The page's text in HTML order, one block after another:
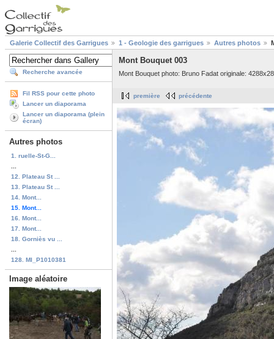
Galerie Collectif des Garrigues 1 - Geologie des garrigues Autres photos
Recherche avancée
Fil RSS pour cette photo
Lancer un diaporama
Lancer un diaporama (plein
écran)
Autres photos
1. ruelle-St-G...
12. Plateau St ...
13. Plateau St ...
14. Mont...
15. Mont...
16. Mont...
17. Mont...
18. Gorniès vu ...
128. MI_P1010381
Image aléatoire
Mont Bouquet 003
Mont Bouquet photo: Bruno Fadat originale:
première précédente